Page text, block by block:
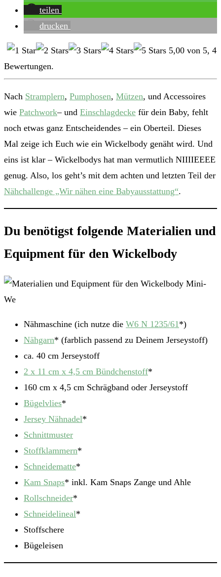
teilen
drucken
5,00 von 5, 4
Bewertungen.
Nach Stramplern, Pumphosen, Mützen, und Accessoires
wie Patchwork– und Einschlagdecke für dein Baby, fehlt
noch etwas ganz Entscheidendes – ein Oberteil. Dieses
Mal zeige ich Euch wie ein Wickelbody genäht wird. Und
eins ist klar – Wickelbodys hat man vermutlich NIIIIEEEE
genug. Also, los geht’s mit dem achten und letzten Teil der
Nähchallenge „Wir nähen eine Babyausstattung“.
Du benötigst folgende Materialien und
Equipment für den Wickelbody
Nähmaschine (ich nutze die W6 N 1235/61*)
Nähgarn* (farblich passend zu Deinem Jerseystoff)
ca. 40 cm Jerseystoff
2 x 11 cm x 4,5 cm Bündchenstoff*
160 cm x 4,5 cm Schrägband oder Jerseystoff
Bügelvlies*
Jersey Nähnadel*
Schnittmuster
Stoffklammern*
Schneidematte*
Kam Snaps* inkl. Kam Snaps Zange und Ahle
Rollschneider*
Schneidelineal*
Stoffschere
Bügeleisen